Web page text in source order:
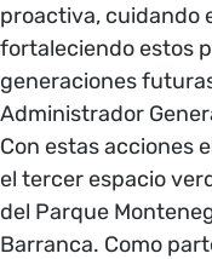
proactiva, cuidando
fortaleciendo estos
generaciones
Administrador
Con estas acciones
el tercer espacio
del Parque
Barranca. Como